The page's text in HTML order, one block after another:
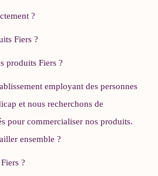
?
Fiers ?
produits Fiers ?
employant des personnes
et nous recherchons de
pour commercialiser nos produits.
ensemble ?
?